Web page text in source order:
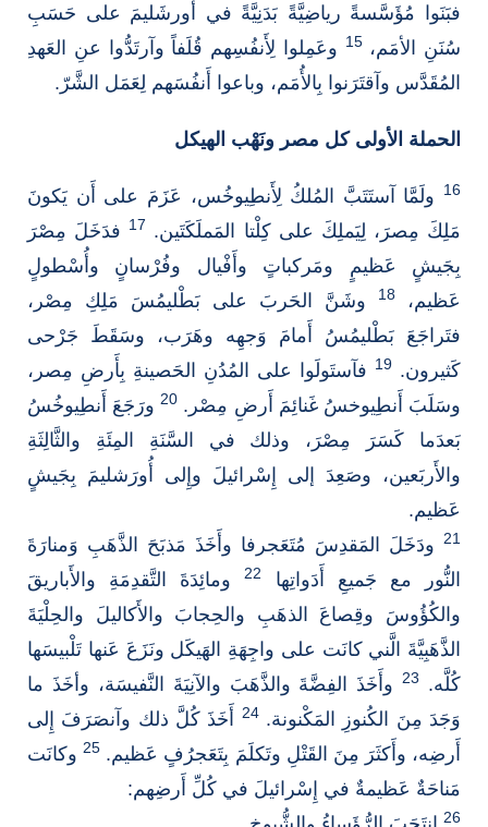
فبَنَوا مُؤَسَّسةً رياضِيَّةً بَدَنِيَّةً في أُورشَليمَ على حَسَبِ
سُنَنِ الأمَم،15 وعَمِلوا لِأَنفُسِهم قُلَفاً وآرتَدُّوا عنِ العَهدِ
المُقَدَّس وآقتَرَنوا بِالأُمَم، وباعوا أَنفُسَهم لِعَمَل الشَّرّ.
الحملة الأولى كل مصر ونَهْب الهيكل
16
ولَمَّا آستَتَبَّ المُلكُ لِأَنطِيوخُس، عَزَمَ على أَن يَكونَ
مَلِكَ مِصرَ، لِيَملِكَ على كِلْتا المَملَكَتَين. 17 فدَخَلَ مِصْرَ
بِجَيشٍ عَظيمٍ ومَركباتٍ وأَفْيال وفُرْسانٍ وأُسْطولٍ
عَظيم،
18
وشَنَّ الحَربَ على بَطْليمُسَ مَلِكِ مِصْر،
فتَراجَعَ بَطْليمُسُ أَمامَ وَجهِه وهَرَب، وسَقَطَ جَرْحى
كَثيرون. 19 فآستَولَوا على المُدُنِ الحَصينةِ بِأَرضِ مِصر،
وسَلَبَ أَنطِيوخسُ غَنائِمَ أَرضِ مِصْر. 20ورَجَعَ أَنطِيوخُسُ
بَعدَما كَسَرَ مِصْرَ، وذلك في السَّنَةِ المِئَةِ والثَّالِثَةِ
والأَربَعين، وصَعِدَ إلى إِسْرائيلَ وإِلى أُورَشليمَ بِجَيشٍ
عَظيم.
21 ودَخَلَ المَقدِسَ مُتَعَجرفا وأَخَذَ مَذبَحَ الذَّهَبِ وَمنارَةَ
النُّور مع جَميعِ أَدَواتِها
22ومائِدَةَ التَّقدِمَةِ والأَباريقَ
والكُؤُوسَ وقِصاعَ الذهَبِ والحِجابَ والأَكاليلَ والحِلْيَةَ
الذَّهَبِيَّةَ الَّني كانَت على واجِهَةِ الهَيكَل ونَزَعَ عَنها تَلْبيسَها
كُلَّه.
23وأَخَذَ الفِضَّةَ والذَّهَبَ والآنِيَةَ النَّفيسَة، وأخَذَ ما
وَجَدَ مِنَ الكُنوزِ المَكْنونة.24 أَخَذَ كُلَّ ذلك وآنصَرَفَ إِلى
أَرضِه، وأَكثَرَ مِنَ القَتْلِ وتَكلَمَ بِتَعَجرُفٍ عَظيم. 25وكانَت
مَناحَةٌ عَظيمةٌ في إِسْرائيلَ في كُلِّ أَرضِهم:
26